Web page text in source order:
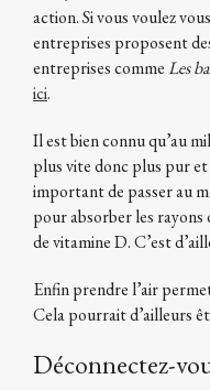
action. Si vous voulez
entreprises proposent
entreprises commeLes
ici.
Il est bien connu qu’au
plus vite donc plus pur
important de passer au
pour absorber les
de vitamine D. C’est
Enfin prendre l’air
Cela pourrait d’ailleurs
Déconnectez-